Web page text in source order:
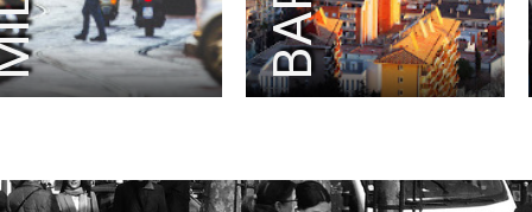
SHAZAM
ŠKODA
SMART
SNAPCAR
SNIPES
SO OUEST
SOBIESKI
SOCIÉTÉ GÉNÉRALE
SODASTREAM
SOLIDARITÉ SIDA
STRAVA
STUDIO CANAL
SURCOUF
SUSHI SHOP